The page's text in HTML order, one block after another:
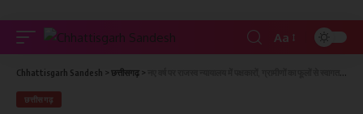
Aa
Chhattisgarh Sandesh > छत्तीसगढ़ >
छत्तीसगढ़